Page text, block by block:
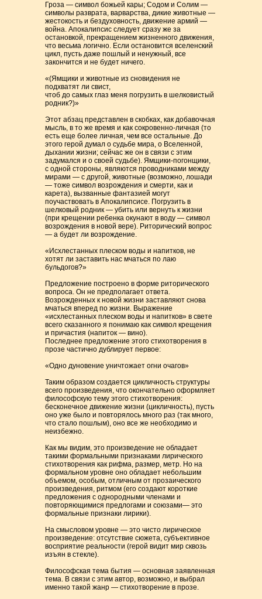
Гроза — символ божьей кары; Содом и Солим —
символы разврата, варварства, дикие животные —
жестокость и бездуховность, движение армий —
война. Апокалипсис следует сразу же за
остановкой, прекращением жизненного движения,
что весьма логично. Если остановится вселенский
цикл, пусть даже пошлый и ненужный, все
закончится и не будет ничего.
«(Ямщики и животные из сновидения не
подхватят ли свист,
чтоб до самых глаз меня погрузить в шелковистый
родник?)»
Этот абзац представлен в скобках, как добавочная
мысль, в то же время и как сокровенно-личная (то
есть еще более личная, чем все остальные. До
этого герой думал о судьбе мира, о Вселенной,
дыхании жизни; сейчас же он в связи с этим
задумался и о своей судьбе). Ямщики-погонщики,
с одной стороны, являются проводниками между
мирами — с другой, животные (возможно, лошади
— тоже символ возрождения и смерти, как и
карета), вызванные фантазией могут
поучаствовать в Апокалипсисе. Погрузить в
шелковый родник — убить или вернуть к жизни
(при крещении ребенка окунают в воду — символ
возрождения в новой вере). Риторический вопрос
— а будет ли возрождение.
«Исхлестанных плеском воды и напитков, не
хотят ли заставить нас мчаться по лаю
бульдогов?»
Предложение построено в форме риторического
вопроса. Он не предполагает ответа.
Возрожденных к новой жизни заставляют снова
мчаться вперед по жизни. Выражение
«исхлестанных плеском воды и напитков» в свете
всего сказанного я понимаю как символ крещения
и причастия (напиток — вино).
Последнее предложение этого стихотворения в
прозе частично дублирует первое:
«Одно дуновение уничтожает огни очагов»
Таким образом создается цикличность структуры
всего произведения, что окончательно оформляет
философскую тему этого стихотворения:
бесконечное движение жизни (цикличность), пусть
оно уже было и повторялось много раз (так много,
что стало пошлым), оно все же необходимо и
неизбежно.
Как мы видим, это произведение не обладает
такими формальными признаками лирического
стихотворения как рифма, размер, метр. Но на
формальном уровне оно обладает небольшим
объемом, особым, отличным от прозаического
произведения, ритмом (его создают короткие
предложения с однородными членами и
повторяющимися предлогами и союзами— это
формальные признаки лирики).
На смысловом уровне — это чисто лирическое
произведение: отсутствие сюжета, субъективное
восприятие реальности (герой видит мир сквозь
изъян в стекле).
Философская тема бытия — основная заявленная
тема. В связи с этим автор, возможно, и выбрал
именно такой жанр — стихотворение в прозе.